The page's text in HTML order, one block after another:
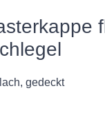
gedeckt